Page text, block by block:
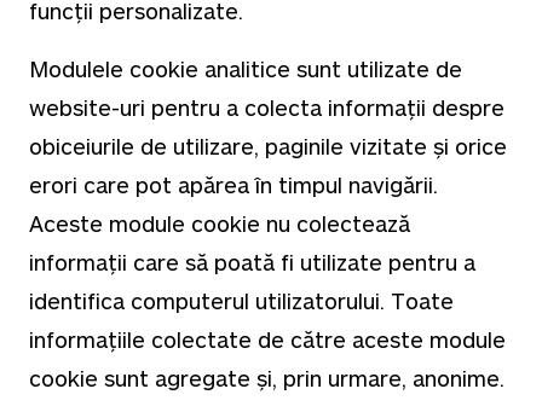
funcții personalizate.
Modulele cookie analitice sunt utilizate de
website-uri pentru a colecta informații despre
obiceiurile de utilizare, paginile vizitate și orice
erori care pot apărea în timpul navigării.
Aceste module cookie nu colectează
informații care să poată fi utilizate pentru a
identifica computerul utilizatorului. Toate
informațiile colectate de către aceste module
cookie sunt agregate și, prin urmare, anonime.